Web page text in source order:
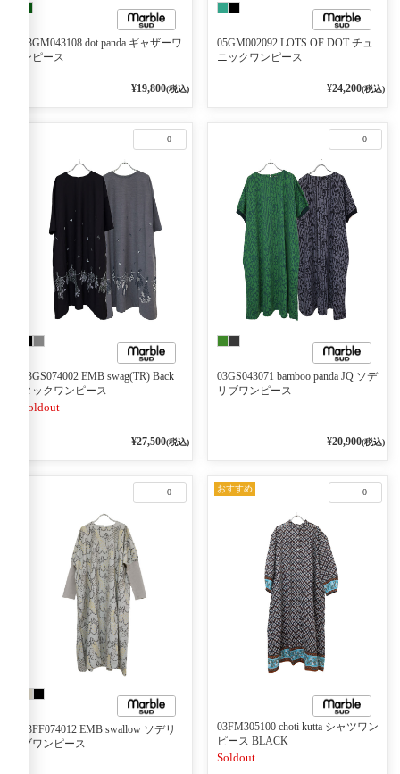
03GM043108 dot panda ギャザーワ
ンピース
¥19,800(税込)
05GM002092 LOTS OF DOT チュ
ニックワンピース
¥24,200(税込)
0
03GS074002 EMB swag(TR) Back
タックワンピース
Soldout
¥27,500(税込)
0
03GS043071 bamboo panda JQ ソデ
リブワンピース
¥20,900(税込)
0
03FF074012 EMB swallow ソデリ
ブワンピース
0
おすすめ
03FM305100 choti kutta シャツワン
ピース BLACK
Soldout